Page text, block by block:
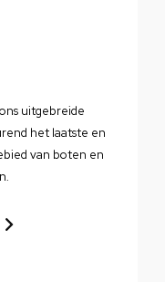
uitgebreide
het laatste en
van boten en